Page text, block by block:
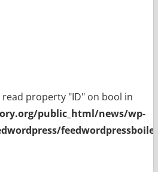
property "ID" on bool in
public_html/news/wp-